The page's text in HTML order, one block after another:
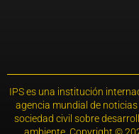
IPS es una institución
agencia mundial de
sociedad civil sobre